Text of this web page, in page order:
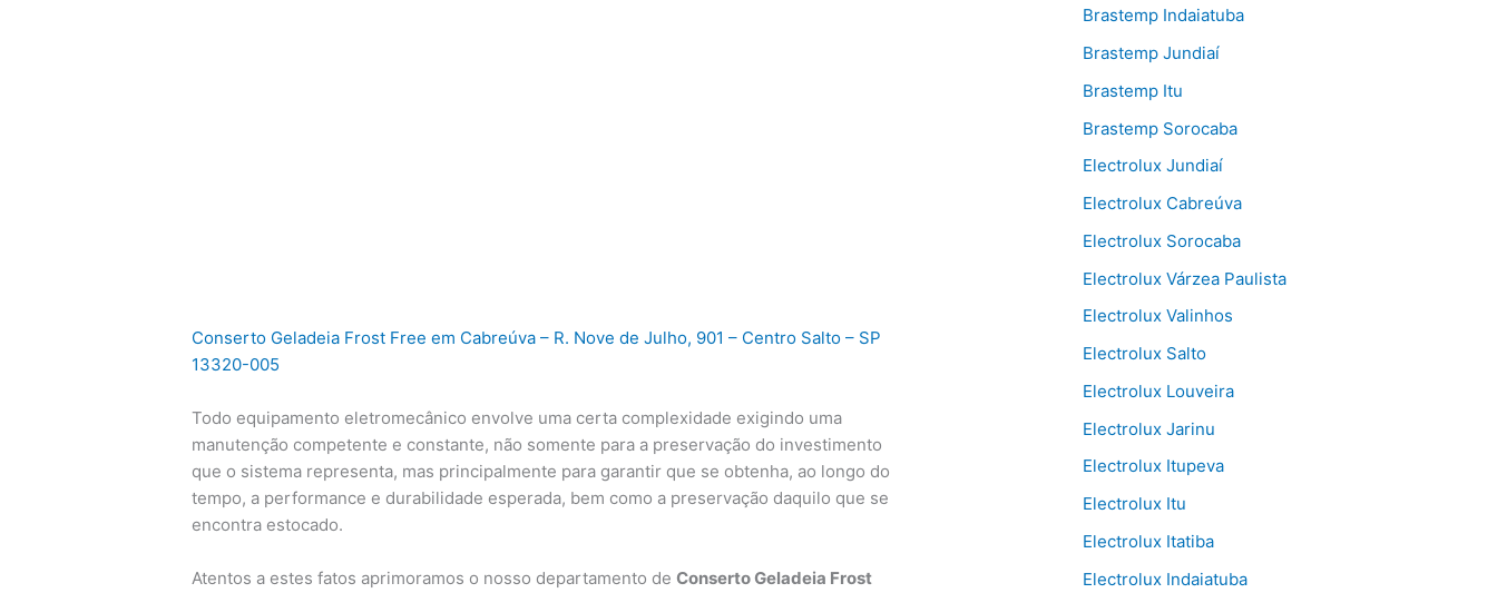
Conserto Geladeia Frost Free em Cabreúva – R. Nove de Julho, 901 – Centro Salto – SP
13320-005
Todo equipamento eletromecânico envolve uma certa complexidade exigindo uma
manutenção competente e constante, não somente para a preservação do investimento
que o sistema representa, mas principalmente para garantir que se obtenha, ao longo do
tempo, a performance e durabilidade esperada, bem como a preservação daquilo que se
encontra estocado.
Atentos a estes fatos aprimoramos o nosso departamento deConserto Geladeia Frost
Brastemp Indaiatuba
Brastemp Jundiaí
Brastemp Itu
Brastemp Sorocaba
Electrolux Jundiaí
Electrolux Cabreúva
Electrolux Sorocaba
Electrolux Várzea Paulista
Electrolux Valinhos
Electrolux Salto
Electrolux Louveira
Electrolux Jarinu
Electrolux Itupeva
Electrolux Itu
Electrolux Itatiba
Electrolux Indaiatuba